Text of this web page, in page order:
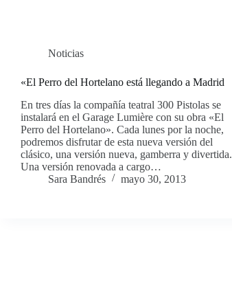
Noticias
«El Perro del Hortelano está llegando a Madrid
En tres días la compañía teatral 300 Pistolas se
instalará en el Garage Lumière con su obra «El
Perro del Hortelano». Cada lunes por la noche,
podremos disfrutar de esta nueva versión del
clásico, una versión nueva, gamberra y divertida.
Una versión renovada a cargo…
Sara Bandrés
mayo 30, 2013